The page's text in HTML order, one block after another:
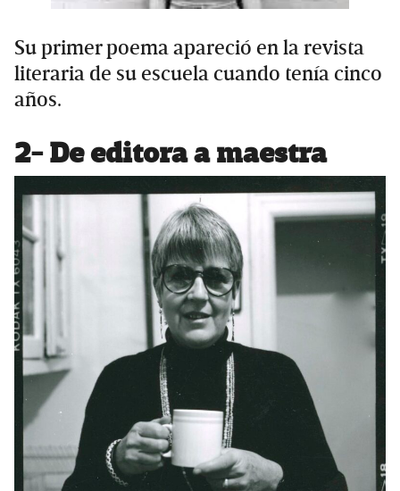
Su primer poema apareció en la revista
literaria de su escuela cuando tenía cinco
años.
2- De editora a maestra